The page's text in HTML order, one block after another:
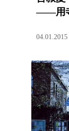
——用
04.01.2015